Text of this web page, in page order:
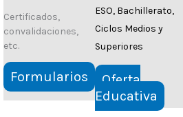
Certificados,
convalidaciones,
etc.
Formularios
ESO, Bachillerato,
Ciclos Medios y
Superiores
Oferta
Educativa